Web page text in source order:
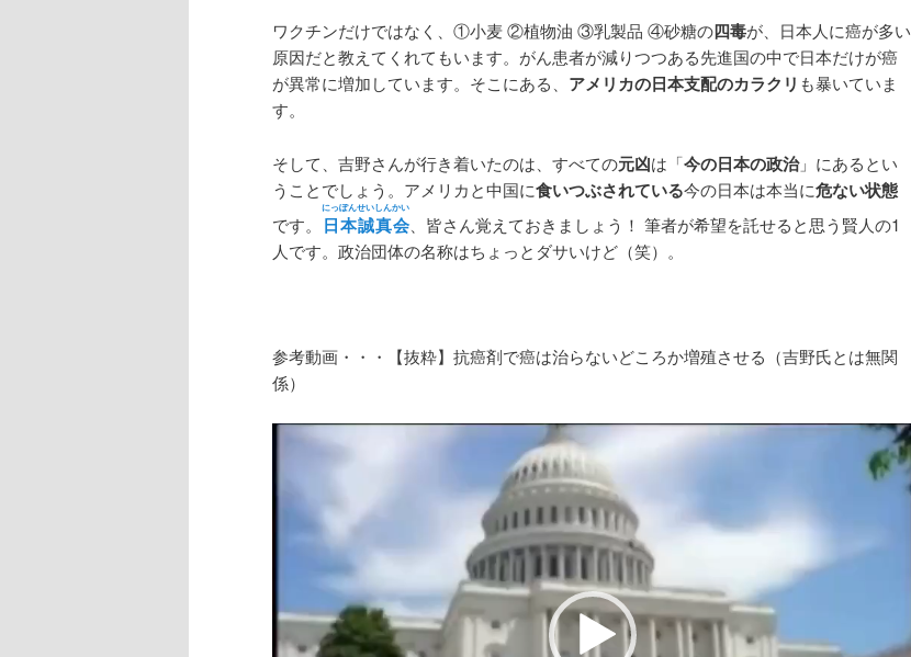
ワクチンだけではなく、①小麦 ②植物油 ③乳製品 ④砂糖の四毒が、日本人に癌が多い
原因だと教えてくれてもいます。がん患者が減りつつある先進国の中で日本だけが癌
が異常に増加しています。そこにある、 アメリカの日本支配のカラクリ も暴いていま
す。
そして、吉野さんが行き着いたのは、すべての元凶は「今の日本の政治」にあるとい
うことでしょう。アメリカと中国に食いつぶされている今の日本は本当に危ない状態
です。 日本誠真会
にっぽんせいしんかい
、皆さん覚えておきましょう！ 筆者が希望を託せると思う賢人の1
人です。政治団体の名称はちょっとダサいけど（笑）。
参考動画・・・【抜粋】抗癌剤で癌は治らないどころか増殖させる（吉野氏とは無関
係）